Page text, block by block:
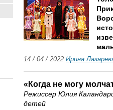
14 / 04 / 2022 Ирина
«Когда не могу
Режиссер Юлия
детей